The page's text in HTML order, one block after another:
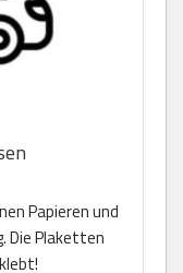
Papieren und
Die Plaketten